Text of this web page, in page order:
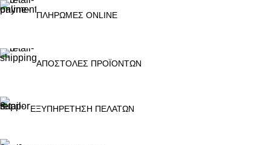
ΠΛΗΡΩΜΕΣ ONLINE
ΑΠΟΣΤΟΛΕΣ ΠΡΟΪΟΝΤΩΝ
ΕΞΥΠΗΡΕΤΗΣΗ ΠΕΛΑΤΩΝ